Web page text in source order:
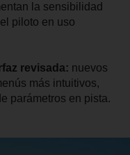
la sensibilidad
piloto en uso
revisada: nuevos
más intuitivos,
parámetros en pista.